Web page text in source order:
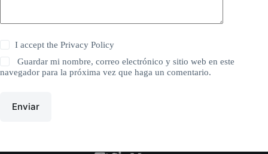
I accept thePrivacy Policy
Guardar mi nombre, correo electrónico y sitio web en este
navegador para la próxima vez que haga un comentario.
Enviar